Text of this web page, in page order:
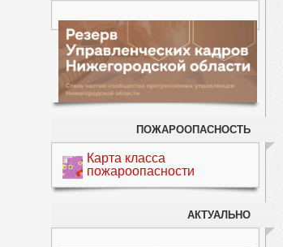
ПОЖАРООПАСНОСТЬ
Карта класса
пожароопасности
АКТУАЛЬНО